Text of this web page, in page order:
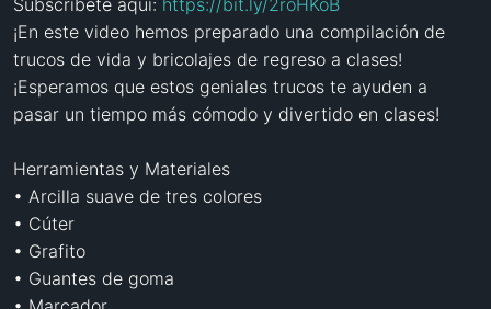
¡En este video hemos preparado una compilación de
trucos de vida y bricolajes de regreso a clases!
¡Esperamos que estos geniales trucos te ayuden a
pasar un tiempo más cómodo y divertido en clases!
Herramientas y Materiales
• Arcilla suave de tres colores
• Cúter
• Grafito
• Guantes de goma